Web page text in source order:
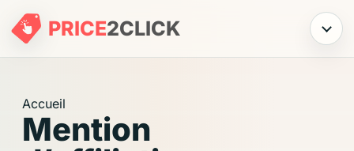
PRICE2CLICK Menu
Accueil
Mention